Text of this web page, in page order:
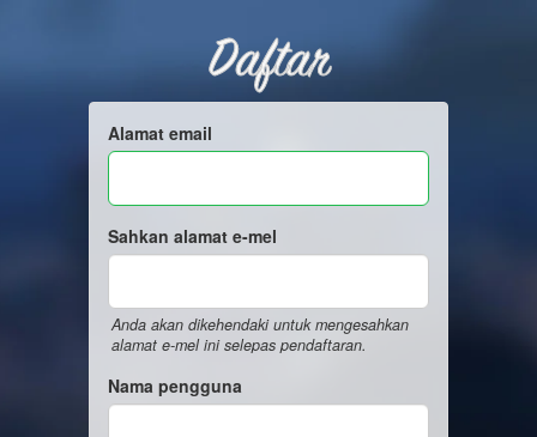
Daftar
Alamat email
Sahkan alamat e-mel
Anda akan dikehendaki untuk mengesahkan
alamat e-mel ini selepas pendaftaran.
Nama pengguna